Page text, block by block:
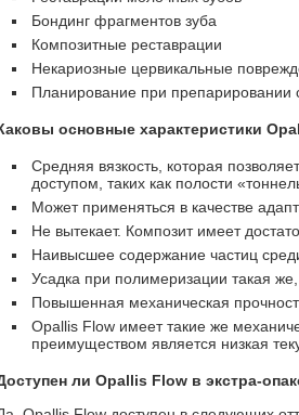
Бондинг фрагментов зуба
Композитные реставрации
Некариозные цервикальные
Планирование при препарировании
основные характеристики
Средняя вязкость, которая
доступом, таких как полости
Может применяться в качестве
Не вытекает. Композит имеет
Наивысшее содержание частиц
Усадка при полимеризации такая же,
Повышенная механическая
Opallis Flow имеет такие же
преимуществом является низкая
ли Opallis Flow в экстра-